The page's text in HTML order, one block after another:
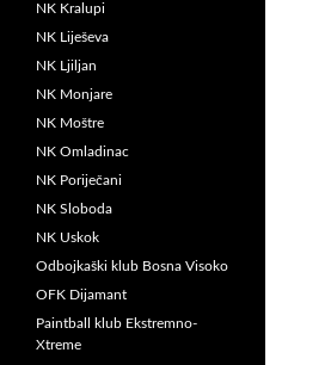
NK Kralupi
NK Liješeva
NK Ljiljan
NK Monjare
NK Moštre
NK Omladinac
NK Poriječani
NK Sloboda
NK Uskok
Odbojkaški klub Bosna Visoko
OFK Dijamant
Paintball klub Ekstremno-
Xtreme